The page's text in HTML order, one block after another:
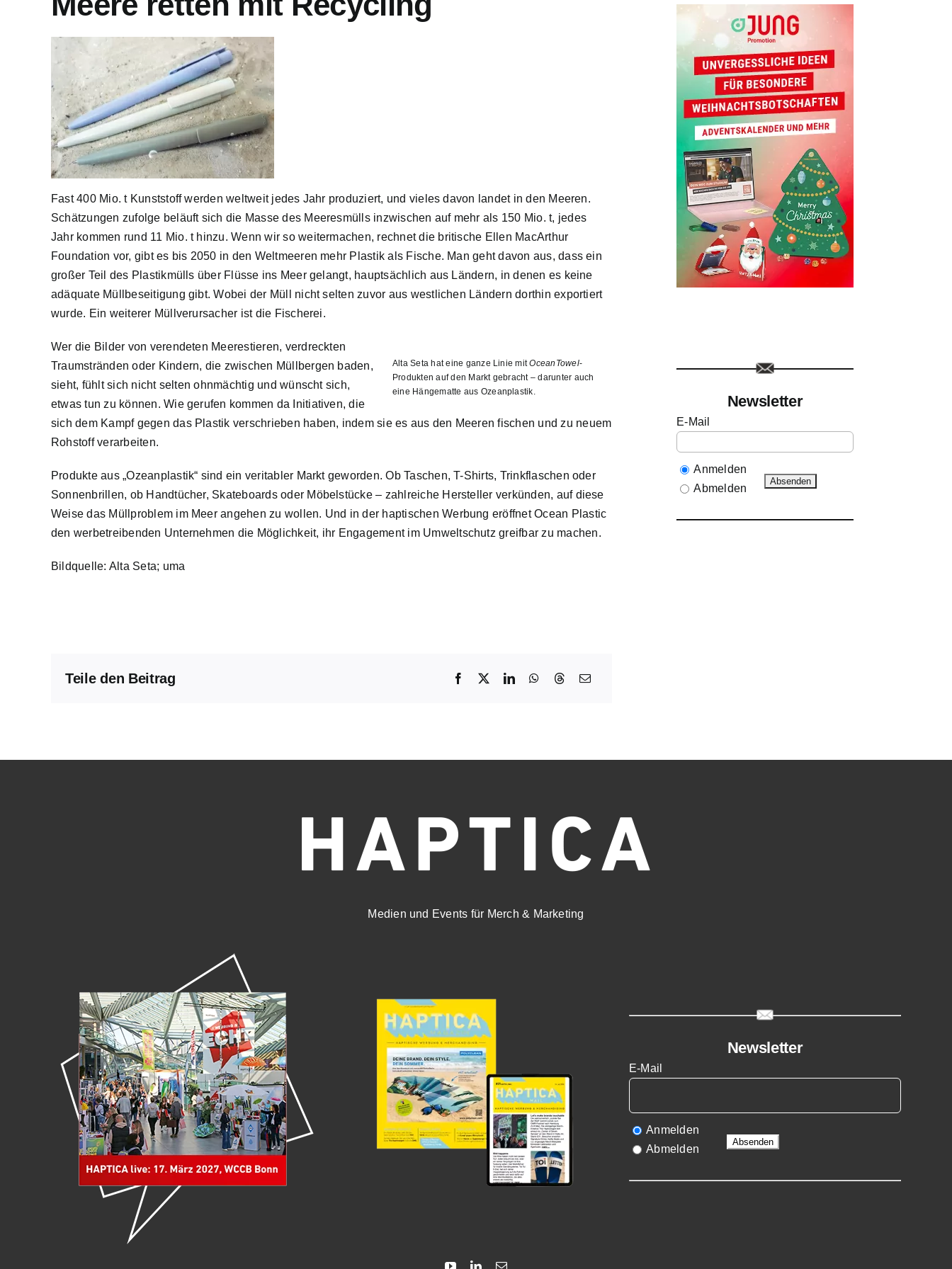
Fast 400 Mio. t Kunststoff werden weltweit jedes Jahr produziert, und vieles davon landet in den Meeren.
Schätzungen zufolge beläuft sich die Masse des Meeresmülls inzwischen auf mehr als 150 Mio. t, jedes
Jahr kommen rund 11 Mio. t hinzu. Wenn wir so weitermachen, rechnet die britische Ellen MacArthur
Foundation vor, gibt es bis 2050 in den Weltmeeren mehr Plastik als Fische. Man geht davon aus, dass ein
großer Teil des Plastikmülls über Flüsse ins Meer gelangt, hauptsächlich aus Ländern, in denen es keine
adäquate Müllbeseitigung gibt. Wobei der Müll nicht selten zuvor aus westlichen Ländern dorthin exportiert
wurde. Ein weiterer Müllverursacher ist die Fischerei.
Alta Seta hat eine ganze Linie mitOceanTowel-
Produkten auf den Markt gebracht – darunter auch
eine Hängematte aus Ozeanplastik.
Wer die Bilder von verendeten Meerestieren, verdreckten
Traumstränden oder Kindern, die zwischen Müllbergen baden,
sieht, fühlt sich nicht selten ohnmächtig und wünscht sich,
etwas tun zu können. Wie gerufen kommen da Initiativen, die
sich dem Kampf gegen das Plastik verschrieben haben, indem sie es aus den Meeren fischen und zu neuem
Rohstoff verarbeiten.
Produkte aus „Ozeanplastik“ sind ein veritabler Markt geworden. Ob Taschen, T-Shirts, Trinkflaschen oder
Sonnenbrillen, ob Handtücher, Skateboards oder Möbelstücke – zahlreiche Hersteller verkünden, auf diese
Weise das Müllproblem im Meer angehen zu wollen. Und in der haptischen Werbung eröffnet Ocean Plastic
den werbetreibenden Unternehmen die Möglichkeit, ihr Engagement im Umweltschutz greifbar zu machen.
Bildquelle: Alta Seta; uma
Teile den Beitrag
Newsletter
E-Mail
Anmelden
Abmelden
Medien und Events für Merch & Marketing
Newsletter
E-Mail
Anmelden
Abmelden